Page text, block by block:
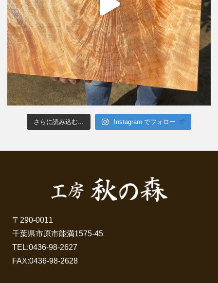
さらに読み込む... Instagram でフォロー
〒290-0011
千葉県市原市能満1575-45
TEL:0436-98-2627
FAX:0436-98-2628